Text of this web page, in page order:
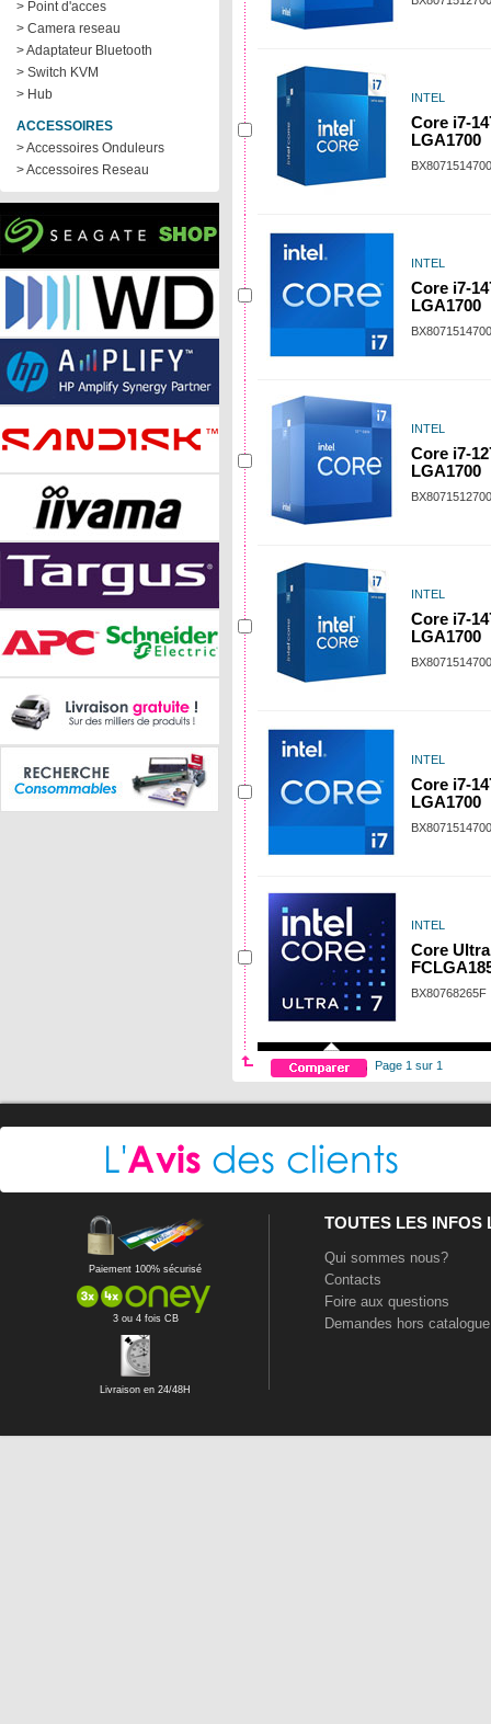
> Point d'acces
> Camera reseau
> Adaptateur Bluetooth
> Switch KVM
> Hub
ACCESSOIRES
> Accessoires Onduleurs
> Accessoires Reseau
INTEL
Core i7-
LGA1700
INTEL
Core i7-
LGA1700
INTEL
Core i7-
LGA1700
BX8071512700
INTEL
Core i7-
LGA1700
BX8071514700
INTEL
Core i7-
LGA1700
INTEL
Core Ultra
BX80768265F
Page 1 sur 1
Paiement 100% sécurisé
3 ou 4 fois CB
Livraison en 24/48H
TOUTES LES INFOS
Qui sommes nous?
Contacts
Foire aux questions
Demandes hors catalogue